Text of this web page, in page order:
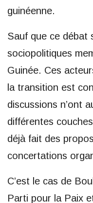
guinéenne.
Sauf que ce débat
sociopolitiques
Guinée. Ces
la transition est
discussions n’ont
différentes
déjà fait des
concertations
C’est le cas de
Parti pour la Paix